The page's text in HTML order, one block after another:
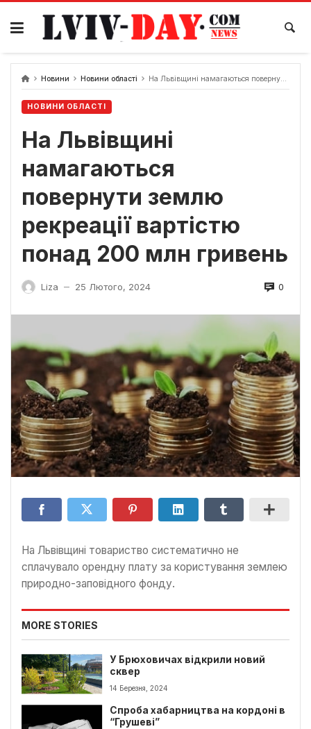
Skip
content
Новини Новини області На Львівщині намагаються повернути землю рекреації вартістю понад 200 млн гривень
НОВИНИ ОБЛАСТІ
На Львівщині
намагаються
повернути землю
рекреації вартістю
понад 200 млн гривень
Liza — 25 Лютого, 2024 0
На Львівщині товариство систематично не
сплачувало орендну плату за користування землею
природно-заповідного фонду.
MORE STORIES
У Брюховичах відкрили новий
сквер
14 Березня, 2024
Спроба хабарництва на кордоні в
“Грушеві”